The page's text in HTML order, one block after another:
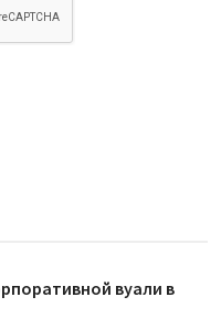
вуали в